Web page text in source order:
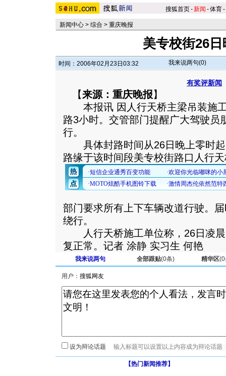
搜狐首页-新闻 -体育-
新闻中心 > 综合 > 重庆晚报
美专校街26
时间：2006年02月23日03:32 我来说两句(0)
有奖评新闻
【来源：重庆晚报】
本报讯 因人行天桥主梁吊装施工
路3小时。交管部门提醒广大驾驶员
行。
具体封路时间从26日晚上零时起
路缘于该时间段美专校街路口人行
部门要求所有上下车辆改道行驶。
绕行。
人行天桥施工单位称，26日凌晨
复正常。记者 涂静 实习生 何艳
我来说两句 全部跟贴(0条) 精华区(0
用户：
设为辩论话题
【热门新闻推荐】